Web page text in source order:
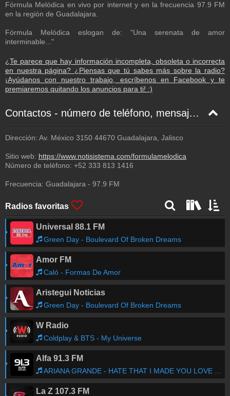
Fórmula Melódica en vivo por internet y en la frecuencia 97.9 FM
en la región de Guadalajara.
Fórmula Melódica eslogan de: "Una serenata de amor
interminable..."
¿Te parece que hay información incompleta, obsoleta o incorrecta
en nuestra página? ¿Piensas que tú sabes más sobre la radio?
¡Ayúdanos con nuestro trabajo, escríbenos en Facebook y te
premiaremos quitando los anuncios para ti! :)
Contactos - número de teléfono, mensaje de texto, correo electrónico, Facebook
Dirección: Av. México 3150 44670 Guadalajara, Jalisco
Sitio web: https://www.notisistema.com/formulamelodica
Número de teléfono: +52 333 813 1416
Frecuencia: Guadalajara - 97.9 FM
Radios favoritas
Universal 88.1 FM
Green Day - Boulevard Of Broken Dreams
Amor FM
Caló - Formas De Amor
Aristegui Noticias
Green Day - Boulevard Of Broken Dreams
W Radio
Coldplay & BTS - My Universe
Alfa 91.3 FM
ARIANA GRANDE - HATE THAT I MADE YOU LOVE ME
La Z 107.3 FM